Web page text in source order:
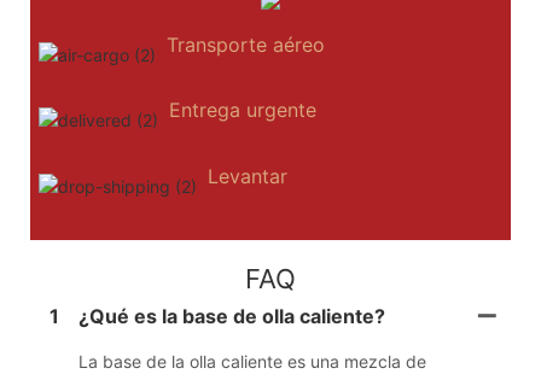
Transporte aéreo
Entrega urgente
Levantar
FAQ
1 ¿Qué es la base de olla caliente?
La base de la olla caliente es una mezcla de